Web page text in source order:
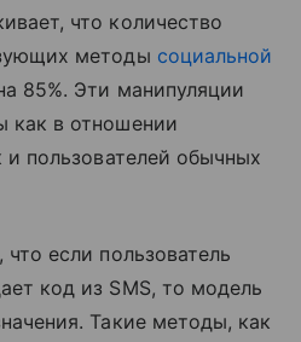
что количество
методы социальной
85%. Эти манипуляции
как в отношении
и пользователей обычных
если пользователь
код из SMS, то модель
Такие методы, как